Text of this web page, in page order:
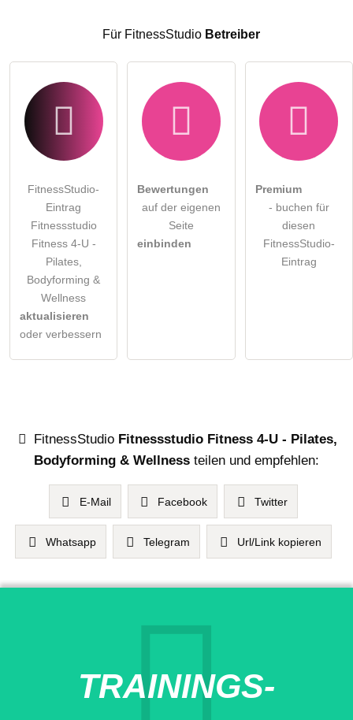
Für FitnessStudio Betreiber
FitnessStudio-
Eintrag
Fitnessstudio
Fitness 4-U -
Pilates,
Bodyforming &
Wellness
aktualisieren
oder verbessern
Bewertungen
auf der eigenen
Seite
einbinden
Premium
- buchen für
diesen
FitnessStudio-
Eintrag
FitnessStudio Fitnessstudio Fitness 4-U - Pilates,
Bodyforming & Wellness teilen und empfehlen:
E-Mail Facebook Twitter
Whatsapp Telegram Url/Link kopieren
TRAININGS-